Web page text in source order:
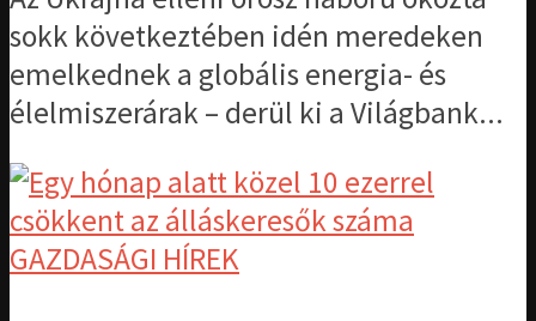
sokk következtében idén meredeken
emelkednek a globális energia- és
élelmiszerárak – derül ki a Világbank...
GAZDASÁGI HÍREK